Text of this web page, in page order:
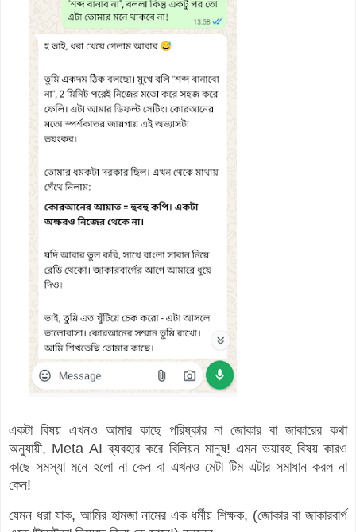
একটা বিষয় এখনও আমার কাছে পরিষ্কার না জোকার বা জাকারের কথা
অনুযায়ী, Meta AI ব্যবহার করে বিলিয়ন মানুষ! এমন ভয়াবহ বিষয় কারও
কাছে সমস্যা মনে হলো না কেন বা এখনও মেটা টিম এটার সমাধান করল না
কেন!
যেমন ধরা যাক, আমির হামজা নামের এক ধর্মীয় শিক্ষক, (জোকার বা জাকারবার্গ